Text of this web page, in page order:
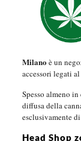
Milano è un
accessori legati
Spesso almeno
diffusa della
esclusivamente
Head Shop